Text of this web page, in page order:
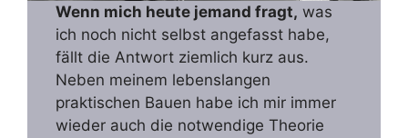
Wenn mich heute jemand fragt, was
ich noch nicht selbst angefasst habe,
fällt die Antwort ziemlich kurz aus.
Neben meinem lebenslangen
praktischen Bauen habe ich mir immer
wieder auch die notwendige Theorie